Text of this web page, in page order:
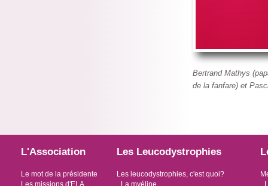
Bertrand Mathys
de la fanfare) et
L'Association
Le mot de la présidente
Les missions d'ELA
Les Leucodystrophies
Les leucodystrophies, c'est quoi?
La myéline